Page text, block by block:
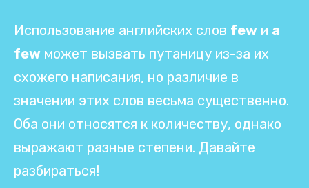
Использование английских слов few и a
few может вызвать путаницу из-за их
схожего написания, но различие в
значении этих слов весьма существенно.
Оба они относятся к количеству, однако
выражают разные степени. Давайте
разбираться!